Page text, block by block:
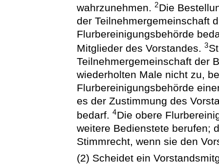
wahrzunehmen.2Die
der Teilnehmergemeinschaft
Flurbereinigungsbehörde
Mitglieder des Vorstandes.3
Teilnehmergemeinschaft der
wiederholten Male nicht zu,
Flurbereinigungsbehörde
es der Zustimmung des
bedarf.4Die obere
weitere Bedienstete berufen;
Stimmrecht, wenn sie den
(2) Scheidet ein